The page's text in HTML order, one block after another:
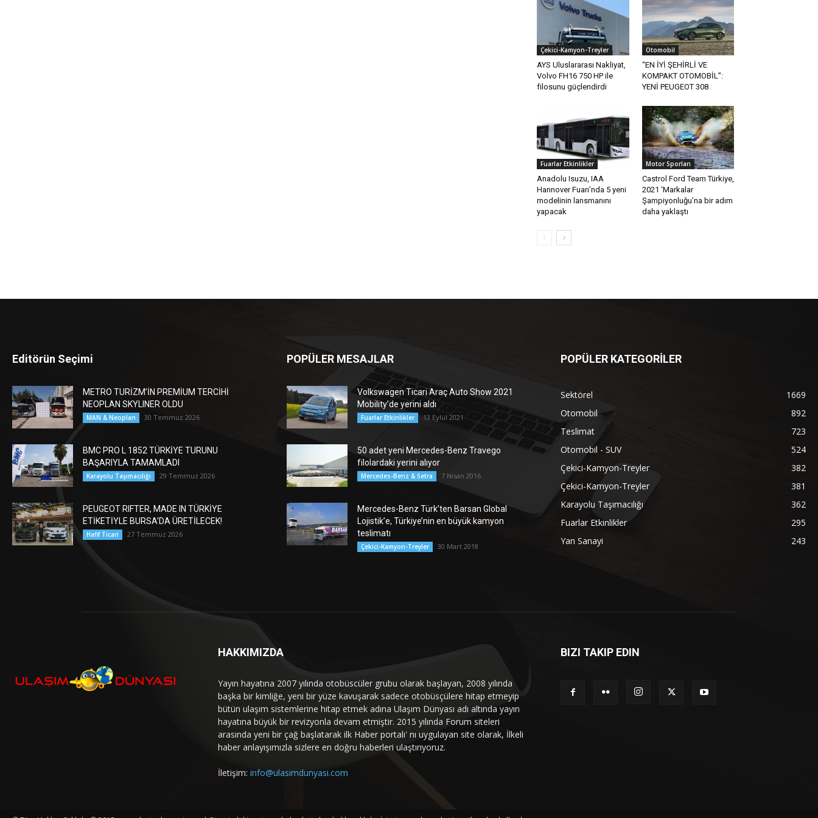
Çekici-Kamyon-Treyler
AYS Uluslararası Nakliyat,
Volvo FH16 750 HP ile
filosunu güçlendirdi
Otomobil
“EN İYİ ŞEHİRLİ VE
KOMPAKT OTOMOBİL”:
YENİ PEUGEOT 308
Fuarlar Etkinlikler
Anadolu Isuzu, IAA
Hannover Fuarı’nda 5 yeni
modelinin lansmanını
yapacak
Motor Sporları
Castrol Ford Team Türkiye,
2021 ‘Markalar
Şampiyonluğu’na bir adım
daha yaklaştı
Editörün Seçimi
METRO TURİZM’İN PREMİUM TERCİHİ
NEOPLAN SKYLINER OLDU
MAN & Neoplan 30 Temmuz 2026
BMC PRO L 1852 TÜRKİYE TURUNU
BAŞARIYLA TAMAMLADI
Karayolu Taşımacılığı 29 Temmuz 2026
PEUGEOT RIFTER, MADE IN TÜRKİYE
ETİKETİYLE BURSA’DA ÜRETİLECEK!
Hafif Ticari 27 Temmuz 2026
POPÜLER MESAJLAR
Volkswagen Ticari Araç Auto Show 2021
Mobility’de yerini aldı
Fuarlar Etkinlikler 13 Eylül 2021
50 adet yeni Mercedes-Benz Travego
filolardaki yerini alıyor
Mercedes-Benz & Setra 7 Nisan 2016
Mercedes-Benz Türk’ten Barsan Global
Lojistik’e, Türkiye’nin en büyük kamyon
teslimatı
Çekici-Kamyon-Treyler 30 Mart 2018
POPÜLER KATEGORİLER
Sektörel
1669
Otomobil
892
Teslimat
723
Otomobil - SUV
524
Çekici-Kamyon-Treyler
382
Çekici-Kamyon-Treyler
381
Karayolu Taşımacılığı
362
Fuarlar Etkinlikler
295
Yan Sanayi
243
HAKKIMIZDA
Yayın hayatına 2007 yılında otobüscüler grubu olarak başlayan, 2008 yılında
başka bir kimliğe, yeni bir yüze kavuşarak sadece otobüsçülere hitap etmeyip
bütün ulaşım sistemlerine hitap etmek adına Ulaşım Dünyası adı altında yayın
hayatına büyük bir revizyonla devam etmiştir. 2015 yılında Forum siteleri
arasında yeni bir çağ başlatarak ilk Haber portalı' nı uygulayan site olarak, İlkeli
haber anlayışımızla sizlere en doğru haberleri ulaştırıyoruz.
İletişim: info@ulasimdunyasi.com
BIZI TAKIP EDIN